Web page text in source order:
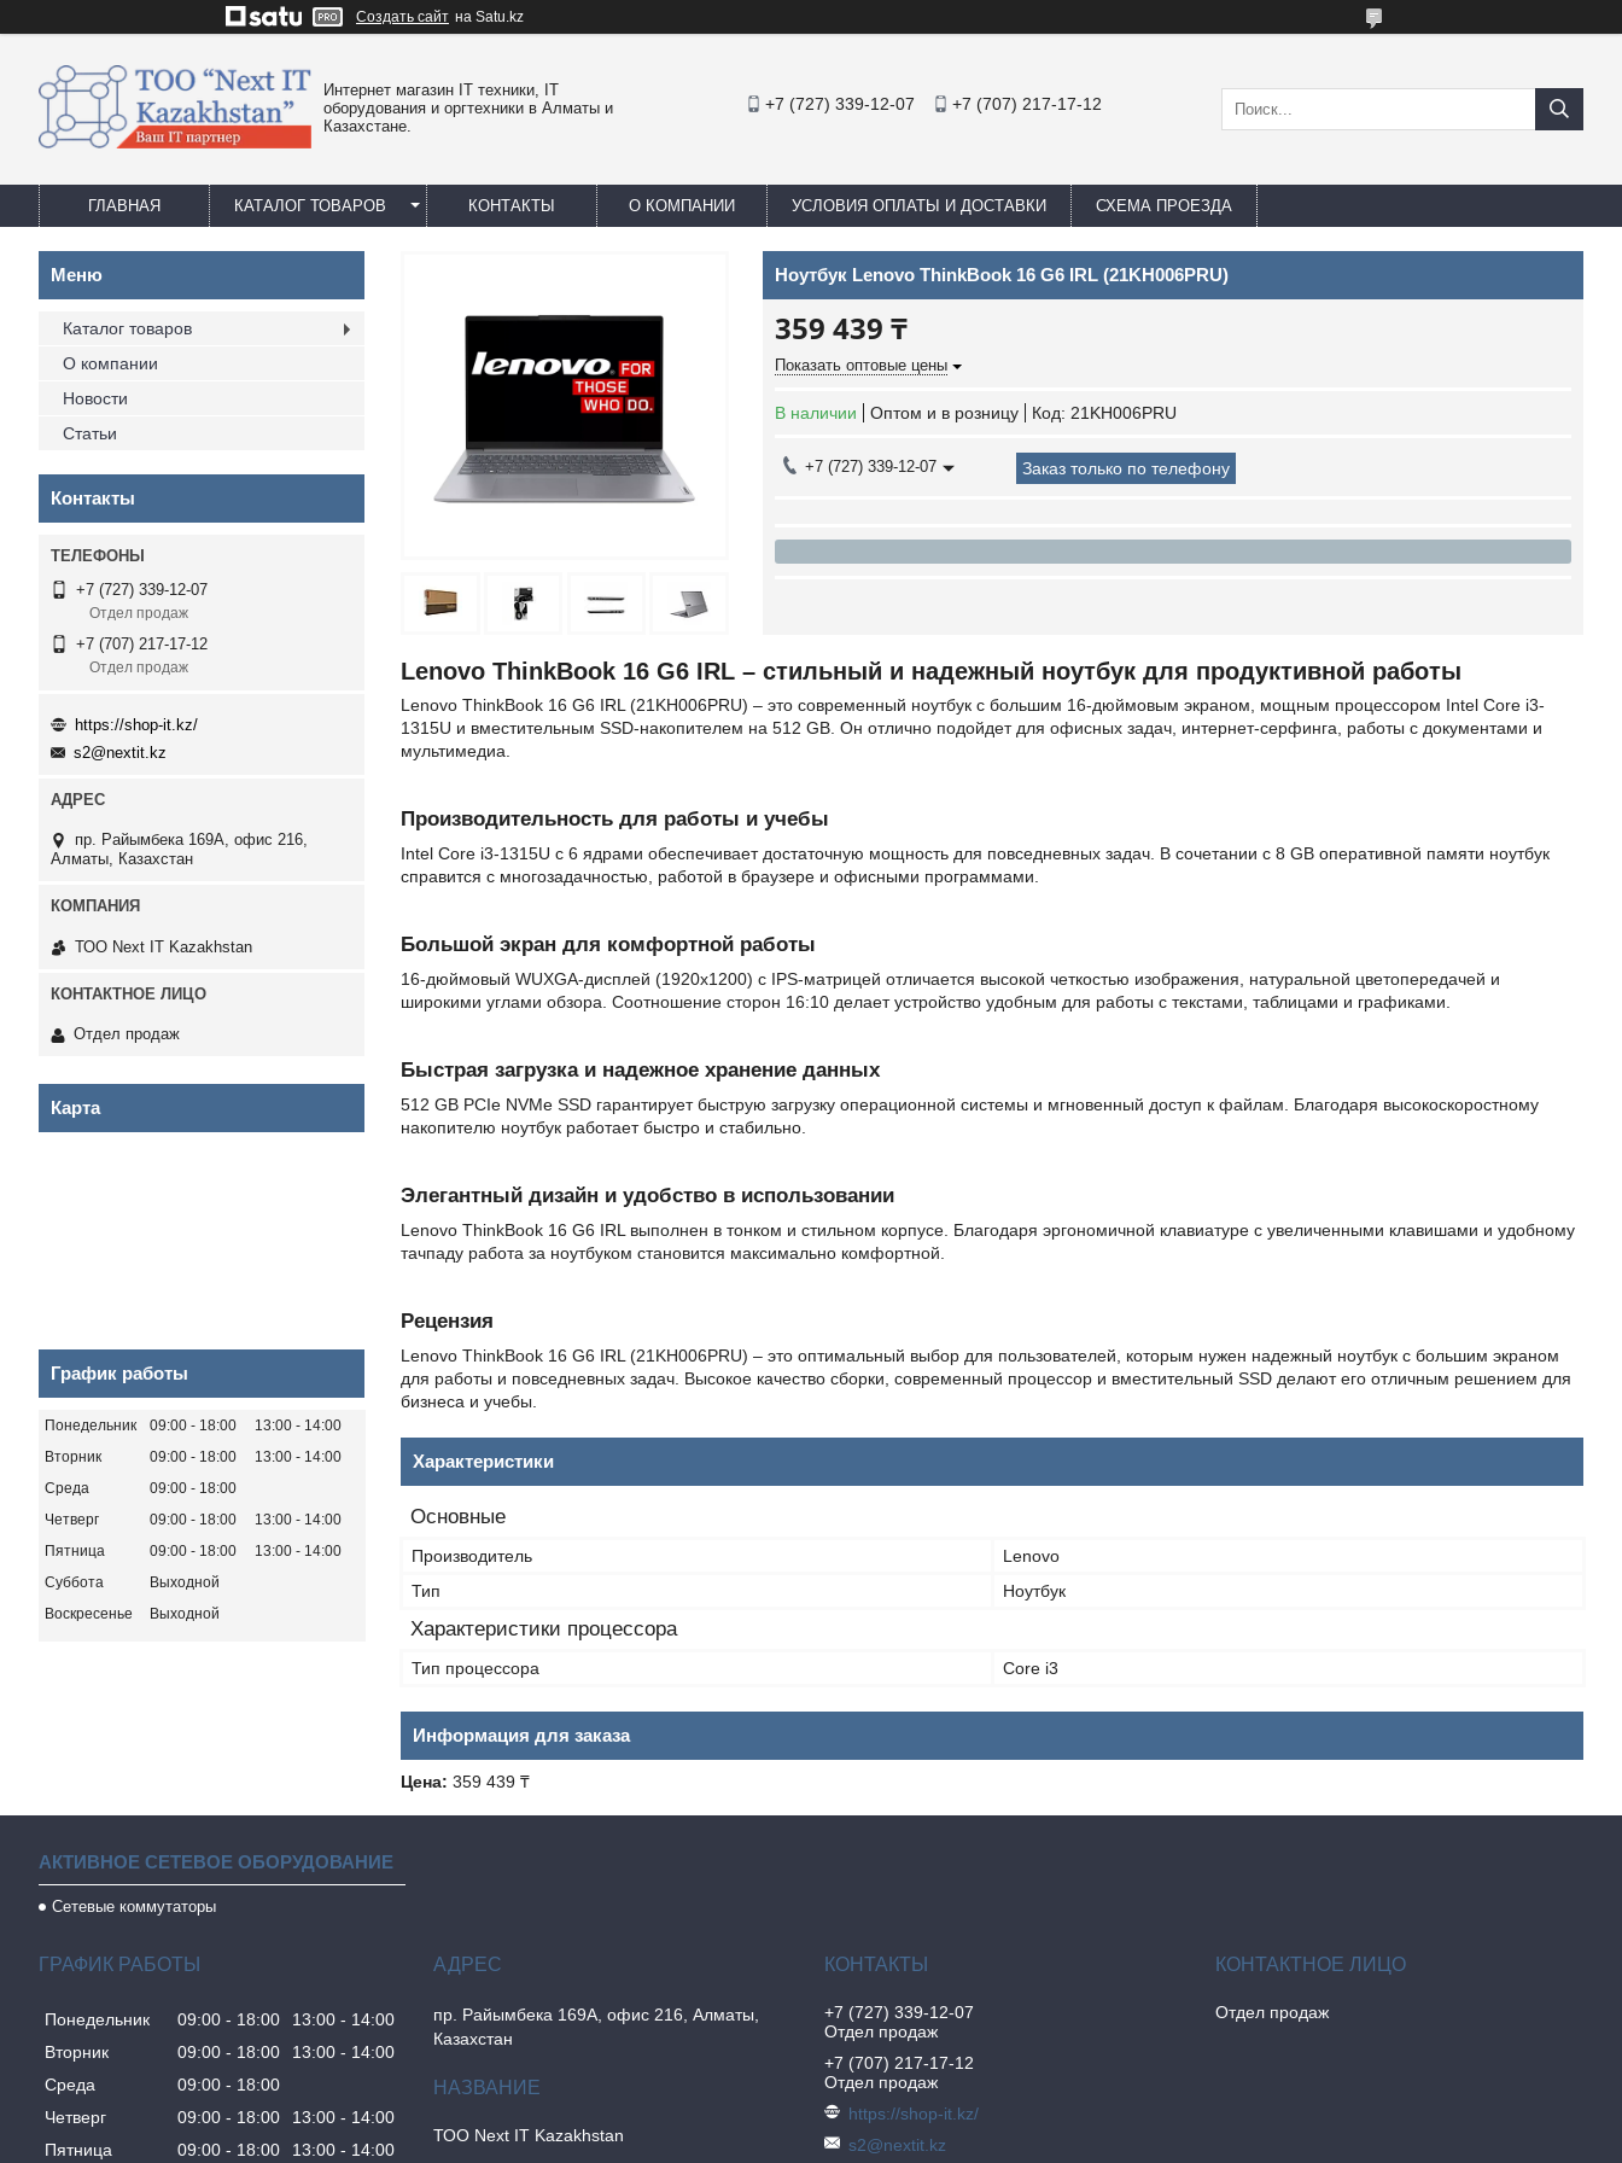
Создать сайт на Satu.kz
Интернет магазин IT техники, IT
оборудования и оргтехники в Алматы и
Казахстане.
+7 (727) 339-12-07 +7 (707) 217-17-12
ГЛАВНАЯ КАТАЛОГ ТОВАРОВ КОНТАКТЫ О КОМПАНИИ УСЛОВИЯ ОПЛАТЫ И ДОСТАВКИ СХЕМА ПРОЕЗДА
Ноутбук Lenovo ThinkBook 16 G6 IRL (21KH006PRU)
359 439 ₸
Показать оптовые цены
В наличии Оптом и в розницу Код: 21KH006PRU
+7 (727) 339-12-07 Заказ только по телефону
Lenovo ThinkBook 16 G6 IRL – стильный и надежный ноутбук для продуктивной работы
Lenovo ThinkBook 16 G6 IRL (21KH006PRU) – это современный ноутбук с большим 16-дюймовым экраном, мощным процессором Intel Core i3-
1315U и вместительным SSD-накопителем на 512 GB. Он отлично подойдет для офисных задач, интернет-серфинга, работы с документами и
мультимедиа.
Производительность для работы и учебы
Intel Core i3-1315U с 6 ядрами обеспечивает достаточную мощность для повседневных задач. В сочетании с 8 GB оперативной памяти ноутбук
справится с многозадачностью, работой в браузере и офисными программами.
Большой экран для комфортной работы
16-дюймовый WUXGA-дисплей (1920x1200) с IPS-матрицей отличается высокой четкостью изображения, натуральной цветопередачей и
широкими углами обзора. Соотношение сторон 16:10 делает устройство удобным для работы с текстами, таблицами и графиками.
Быстрая загрузка и надежное хранение данных
512 GB PCIe NVMe SSD гарантирует быструю загрузку операционной системы и мгновенный доступ к файлам. Благодаря высокоскоростному
накопителю ноутбук работает быстро и стабильно.
Элегантный дизайн и удобство в использовании
Lenovo ThinkBook 16 G6 IRL выполнен в тонком и стильном корпусе. Благодаря эргономичной клавиатуре с увеличенными клавишами и удобному
тачпаду работа за ноутбуком становится максимально комфортной.
Рецензия
Lenovo ThinkBook 16 G6 IRL (21KH006PRU) – это оптимальный выбор для пользователей, которым нужен надежный ноутбук с большим экраном
для работы и повседневных задач. Высокое качество сборки, современный процессор и вместительный SSD делают его отличным решением для
бизнеса и учебы.
Характеристики
Основные
Производитель
Lenovo
Тип
Ноутбук
Характеристики процессора
Тип процессора Core i3
Информация для заказа
Цена: 359 439 ₸
Каталог товаров
О компании
Новости
Статьи
Контакты
+7 (727) 339-12-07
Отдел продаж
+7 (707) 217-17-12
Отдел продаж
https://shop-it.kz/
s2@nextit.kz
пр. Райымбека 169А, офис 216,
Алматы, Казахстан
ТОО Next IT Kazakhstan
Отдел продаж
Карта
График работы
Понедельник 09:00 18:00 13:00
14:00
Вторник
09:00 18:00 13:00
14:00
Среда
09:00
18:00
Четверг
09:00 18:00 13:00
14:00
Пятница
09:00 18:00 13:00
14:00
Суббота
Выходной
Воскресенье
Выходной
АКТИВНОЕ СЕТЕВОЕ ОБОРУДОВАНИЕ
Сетевые коммутаторы
ГРАФИК РАБОТЫ
Понедельник 09:00 18:00 13:00
14:00
Вторник
09:00 18:00 13:00
14:00
Среда
09:00
18:00
Четверг
09:00 18:00 13:00
14:00
Пятница
09:00 18:00 13:00 14:00
пр. Райымбека 169А, офис 216, Алматы,
Казахстан
ТОО Next IT Kazakhstan
+7 (727) 339-12-07
Отдел продаж
+7 (707) 217-17-12
Отдел продаж
https://shop-it.kz/
s2@nextit.kz
Отдел продаж